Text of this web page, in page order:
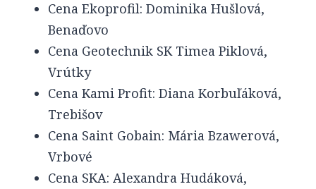
Cena Ekoprofil: Dominika Hušlová,
Benaďovo
Cena Geotechnik SK Timea Piklová,
Vrútky
Cena Kami Profit: Diana Korbuľáková,
Trebišov
Cena Saint Gobain: Mária Bzawerová,
Vrbové
Cena SKA: Alexandra Hudáková,